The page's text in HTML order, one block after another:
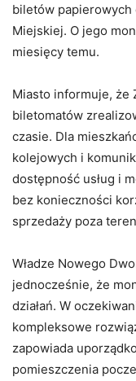
biletów papierowych
Miejskiej. O jego
miesięcy temu.
Miasto informuje, że
biletomatów
czasie. Dla
kolejowych i
dostępność usług i
bez konieczności
sprzedaży poza
Władze Nowego
jednocześnie, że
działań. W
kompleksowe
zapowiada
pomieszczenia